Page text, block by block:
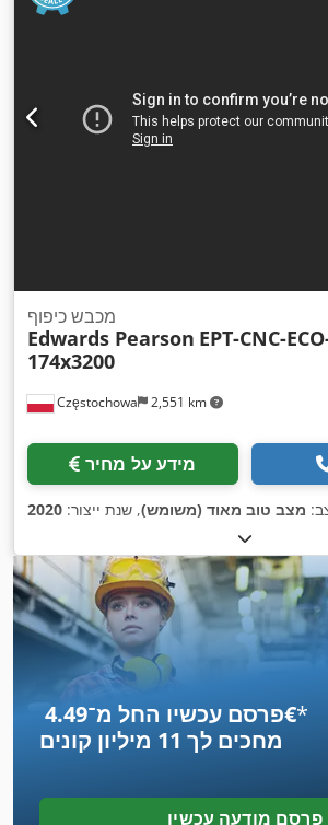
Częstochowa 2,551 km
מכבש כיפוף
Edwards Pearson EPT-CNC-
174x3200
מידע על מחיר
מצב טוב מאוד (משומש), שנת ייצור: 2020
פרסם עכשיו החל מ־‏4.49 ‏€*
מחכים לך 11 מיליון קונים
פרסם מודעה עכשיו